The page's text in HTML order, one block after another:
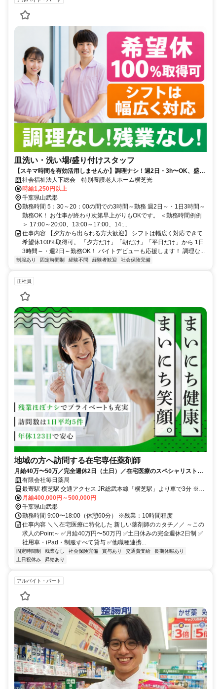
皿洗い・洗い場/盛り付けスタッフ
【スキマ時間を有効活用しませんか】調理ナシ！週2日・3h〜OK、盛付
け配膳スタッフ募集！未経験大歓迎
社会福祉法人下総会 特別養護老人ホーム横芝光
時給1,250円以上
千葉県山武郡
勤務時間 5：30～20：00の間での3時間～勤務 週2日～・1日3時間～
勤務OK！ お仕事が終わり次第早上がりもOKです。 ＜勤務時間例例
＞ 17:00～20:00、13:00～17:00、14:...
仕事内容 【夕方から出られる方大歓迎】 シフトは幅広く対応できて
希望休100%取得可。 「夕方だけ」「朝だけ」「平日だけ」から 1日
3時間～・週2日～勤務OK！ バイトデビューも応援します！ 調理な...
制服あり 固定時間制 経験不問 経験者歓迎 社会保険完備
正社員
地域の方へ訪問する在宅専任薬剤師
月給40万〜50万／完全週休2日（土日）／在宅医療のスペシャリストと
して地域を支えるやりがい
有限会社毎日薬局
最寄駅 横芝駅 交通アクセス JR総武本線「横芝駅」より車で3分 ※車
通勤OK ※上記住所は本部の所在地です。 ※エリアでの勤務のため、
必ずしも本部へ出勤していただくわけではありません。
月給400,000円～500,000円
千葉県山武郡
勤務時間 9:00〜18:00（休憩60分） ※残業：10時間程度
仕事内容 ＼＼在宅医療に特化した 新しい薬剤師のカタチ／／ ～この
求人のPoint～ ✅月給40万円〜50万円 ✅土日休みの完全週休2日制 ✅
社用車・iPad・制服すべて貸与 ✅他職種連携...
固定時間制 残業なし 社会保険完備 賞与あり 交通費支給
長期休暇あり
土日祝休み
昇給あり
アルバイト・パート